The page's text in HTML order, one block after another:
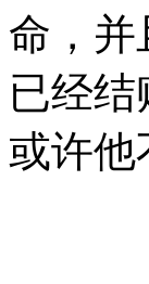
命，并
已经
或许他
伊